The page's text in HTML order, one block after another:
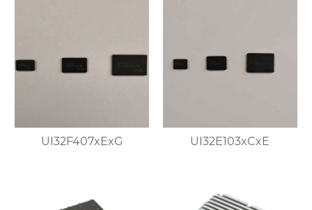
UI32F407xExG UI32E103xCxE